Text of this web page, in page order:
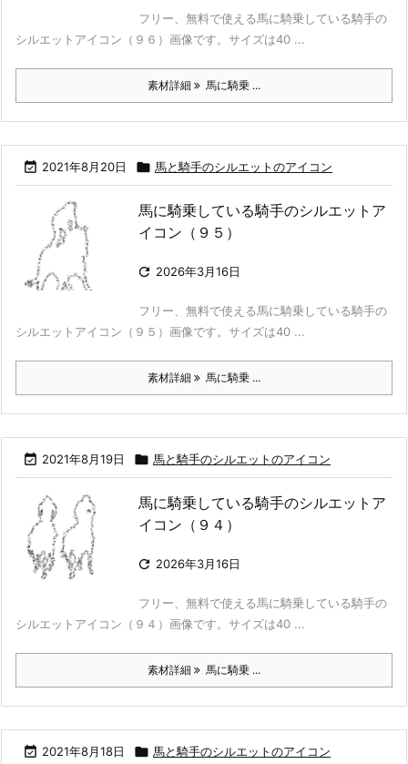
フリー、無料で使える馬に騎乗している騎手の
シルエットアイコン（９６）画像です。サイズは40 ...
素材詳細 馬に騎乗 ...
 2021年8月20日  馬と騎手のシルエットのアイコン
馬に騎乗している騎手のシルエットア
イコン（９５）
 2026年3月16日
フリー、無料で使える馬に騎乗している騎手の
シルエットアイコン（９５）画像です。サイズは40 ...
素材詳細 馬に騎乗 ...
 2021年8月19日  馬と騎手のシルエットのアイコン
馬に騎乗している騎手のシルエットア
イコン（９４）
 2026年3月16日
フリー、無料で使える馬に騎乗している騎手の
シルエットアイコン（９４）画像です。サイズは40 ...
素材詳細 馬に騎乗 ...
 2021年8月18日  馬と騎手のシルエットのアイコン